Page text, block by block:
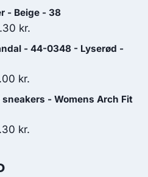
kr.. 420.00 kr..
aktuelle
- Beige - 38
kr..
kr.
aktuelle
489.30 kr..
- 44-0348 - Lyserød -
kr.
aktuelle- Womens Arch Fit
kr.